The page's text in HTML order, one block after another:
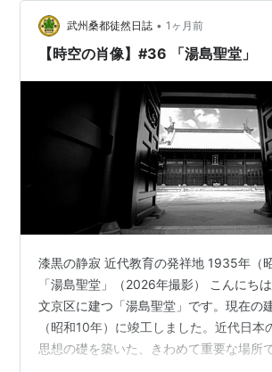
武州桑都徒然日誌 • 1ヶ月前
【時空の肖像】#36 「湯島聖堂」
漆黒の静寂 近代教育の発祥地 1935年（
「湯島聖堂」（2026年撮影） こんにち
文京区に建つ「湯島聖堂」です。現在の
（昭和10年）に竣工しました。近代日本
思想の礎を築いた、きわめて重要な場所